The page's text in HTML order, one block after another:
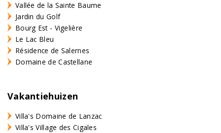
Vallée de la Sainte Baume
Jardin du Golf
Bourg Est - Vigelière
Le Lac Bleu
Résidence de Salernes
Domaine de Castellane
Vakantiehuizen
Villa's Domaine de Lanzac
Villa's Village des Cigales